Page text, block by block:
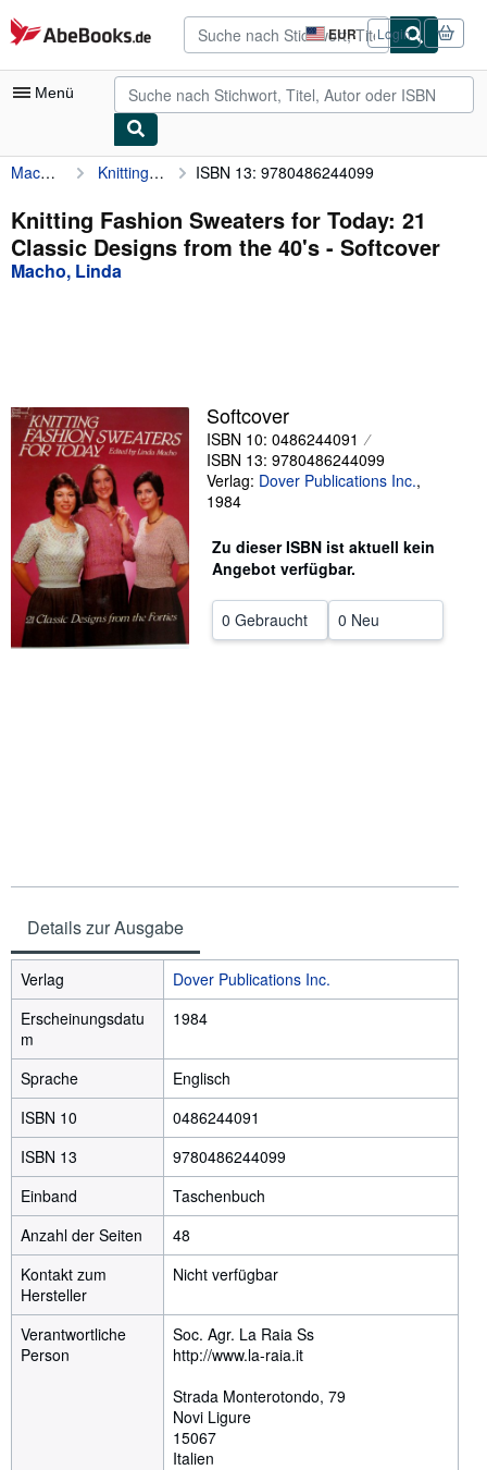
Zum Hauptinhalt
AbeBooks.de EUR
Seite
der
Einkaufseinstellungen.
Login
Menü
Nutzerkonto
Meine Bestellungen
Detailsuche
Verkäufer
Verkäufer werden
Hilfe
Macho, Linda Knitting Fashion Sweaters for Today: 21 Classic Designs from the 40's ISBN 13: 9780486244099
Knitting Fashion Sweaters for Today: 21
Classic Designs from the 40's - Softcover
Macho, Linda
Softcover
ISBN 10: 0486244091
ISBN 13: 9780486244099
Verlag: Dover Publications Inc.,
1984
Zu dieser ISBN ist aktuell kein
Angebot verfügbar.
0 Gebraucht 0 Neu
Details zur Ausgabe
Verlag
Dover Publications Inc.
Erscheinungsdatu
m
1984
Sprache
Englisch
ISBN 10
0486244091
ISBN 13
9780486244099
Einband
Taschenbuch
Anzahl der Seiten
48
Kontakt zum
Hersteller
Nicht verfügbar
Verantwortliche
Person
Soc. Agr. La Raia Ss
http://www.la-raia.it
Strada Monterotondo, 79
Novi Ligure
15067
Italien